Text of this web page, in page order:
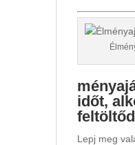
időt,
Lepj meg